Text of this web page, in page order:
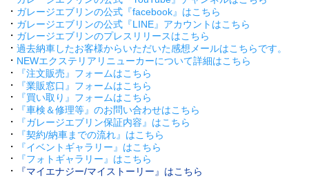
・ ガレージエブリンの公式『facebook』はこちら
・ ガレージエブリンの公式『LINE』アカウントはこちら
・ ガレージエブリンのプレスリリースはこちら
・ 過去納車したお客様からいただいた感想メールはこちらです。
・ NEWエクステリアリニューカーについて詳細はこちら
・
『注文販売』フォームはこちら
・
『業販窓口』フォームはこちら
・
『買い取り』フォームはこちら
・
『車検＆修理等』のお問い合わせはこちら
・
『ガレージエブリン保証内容』はこちら
・
『契約/納車までの流れ』はこちら
・
『イベントギャラリー』はこちら
・
『フォトギャラリー』はこちら
・
『マイエナジー/マイストーリー』はこちら